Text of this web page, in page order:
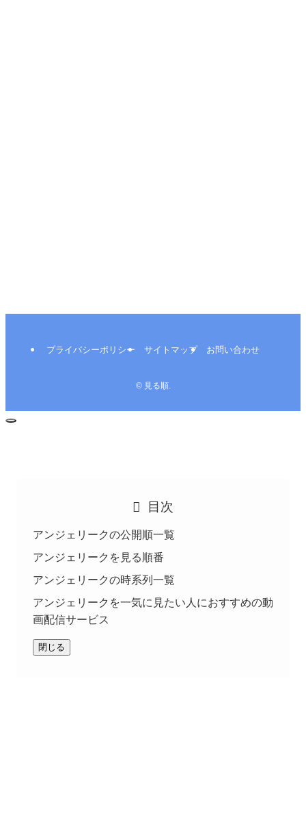
プライバシーポリシー サイトマップ お問い合わせ
©見る順.
目次
アンジェリークの公開順一覧
アンジェリークを見る順番
アンジェリークの時系列一覧
アンジェリークを一気に見たい人におすすめの動
画配信サービス
閉じる